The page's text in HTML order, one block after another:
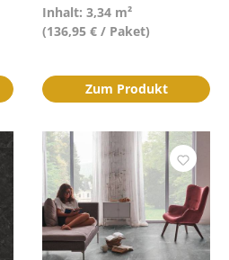
Inhalt: 3,34 m²
(136,95 € / Paket)
Zum Produkt